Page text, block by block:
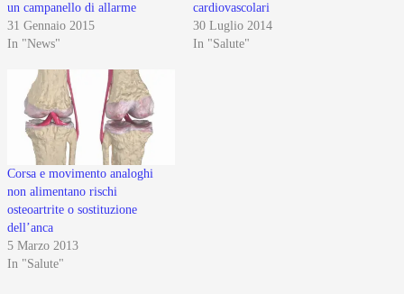
un campanello di allarme
31 Gennaio 2015
In "News"
cardiovascolari
30 Luglio 2014
In "Salute"
Corsa e movimento analoghi
non alimentano rischi
osteoartrite o sostituzione
dell’anca
5 Marzo 2013
In "Salute"